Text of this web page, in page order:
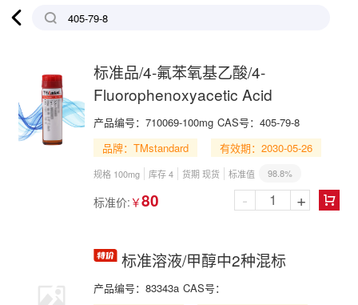

标准品/4-氟苯氧基乙酸/4-
Fluorophenoxyacetic Acid
产品编号： 710069-100mg CAS号： 405-79-8
品牌：TMstandard
有效期：2030-05-26
规格 100mg 库存 4 货期 现货 标准值 98.8%
标准价: ￥80 
- +
标准溶液/甲醇中2种混标
产品编号： 83343a CAS号：